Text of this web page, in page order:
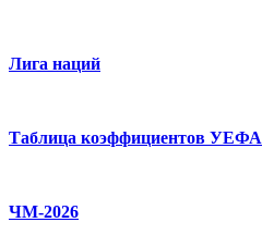
Лига наций
Таблица коэффициентов УЕФА
ЧМ-2026